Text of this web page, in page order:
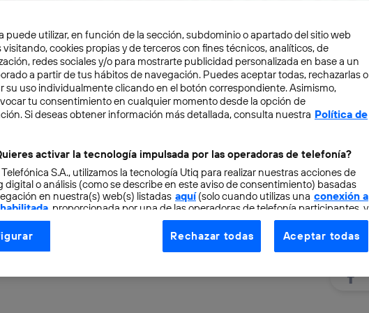
TECNOLOGÍA 4 min
capacidad de
de datos con
puede utilizar, en función de la sección, subdominio o apartado del sitio web
visitando, cookies propias y de terceros con fines técnicos, analíticos, de
redes sociales y/o para mostrarte publicidad personalizada en base a un
a partir de tus hábitos de navegación. Puedes aceptar todas, rechazarlas o
su uso individualmente clicando en el botón correspondiente. Asimismo,
tu consentimiento en cualquier momento desde la opción de
Si deseas obtener información más detallada, consulta nuestra Política de
activar la tecnología impulsada por las operadoras de telefonía?
S.A., utilizamos la tecnología Utiq para realizar nuestras acciones de
digital o análisis (como se describe en este aviso de consentimiento) basadas
en nuestra(s) web(s) listadas aquí(solo cuando utilizas una conexión a
, proporcionada por una de las operadoras de telefonía participantes, y
consentimiento en cada página web).
Utiq está diseñada con la privacidad como prioridad ofreciéndote elección y
dirección IP y otra información de la cuenta de cliente de telecomunicaciones
Rechazar todas Aceptar todas